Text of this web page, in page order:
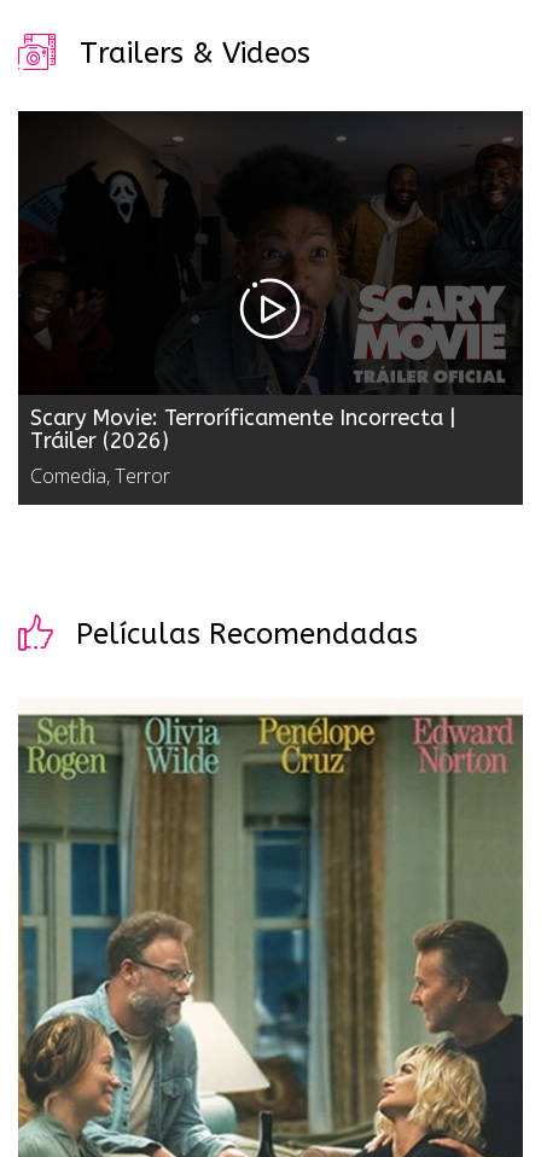
Trailers & Videos
Scary Movie: Terroríficamente Incorrecta |
Tráiler (2026)
Comedia, Terror
Películas Recomendadas